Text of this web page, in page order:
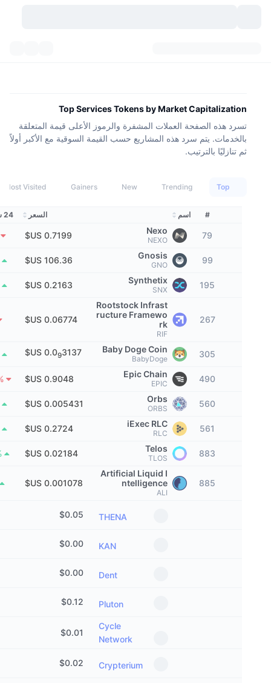
الفئات
فتح قفل التوكنات
عوائد
الأصول الحقيقية:
الرابحة والخاسرة
الأكثر زيارة
الشعور السائد للمجتمع
ترتيب السلاسل
نظرة عامة للسوق
السوق الفورية
عدد العملات الرقمية
بيتكوين خزائن
بي إن بي خزائن
التدفقات الداخلة/الخارجة للمنصات
مؤشر موسم العملات البديلة
مؤشرات دورة السوق
هيمنة Bitcoin
مؤشر CoinMarketCap 20
مؤشر CoinMarketCap 100
إشارات New
التريندات
جديد
الرابحون
مستكشف الميم
منصات التداول
منصة تداول مركزية:
التداول الفوري (spot)
المشتقات
منصة تداول لامركزية:
التداول الفوري (spot)
المشتقات
واجهة برمجة تطبيقات العملات المشفرة
الوثائق
الأسائة الشائعة
تكاملات الذكاء الاصطناعي
Top Services Tokens by Market Capitalization
تسرد هذه الصفحة العملات المشفرة والرموز الأعلى قيمة المتعلقة
بالخدمات. يتم سرد هذه المشاريع حسب القيمة السوقية مع الأكبر أولاً
ثم تنازليًا بالترتيب.
Top
Trending
New
Gainers
Most Visited
# اسم السعر 24 ساعة %
79
Nexo
NEXO
99
Gnosis
GNO
195
Synthetix
SNX
267
Rootstock Infrast
ructure Framewo
rk
RIF
305
Baby Doge Coin
BabyDoge
93137 US$
490
Epic Chain
EPIC
560
Orbs
ORBS
561
iExec RLC
RLC
883
Telos
TLOS
885
Artificial Liquid I
ntelligence
ALI
THENA
$0.05
KAN
$0.00
Dent
$0.00
Pluton
$0.12
Cycle
Network
$0.01
Crypterium
$0.02